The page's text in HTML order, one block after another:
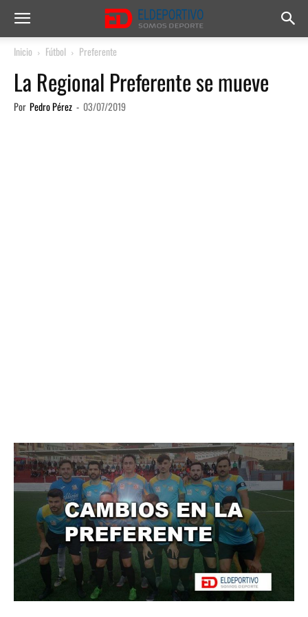
Inicio Fútbol Preferente
La Regional Preferente se mueve
Por Pedro Pérez - 03/07/2019